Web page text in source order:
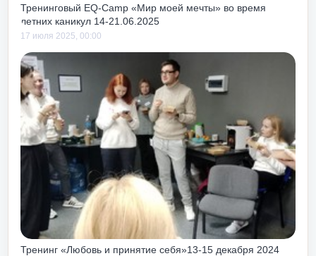
получать
жизни и работы!
Тренинговый EQ-Camp «Мир моей мечты» во время
летних каникул 14-21.06.2025
17 июля 2025, 00:00
Тренинг «Любовь и принятие себя»13-15 декабря 2024